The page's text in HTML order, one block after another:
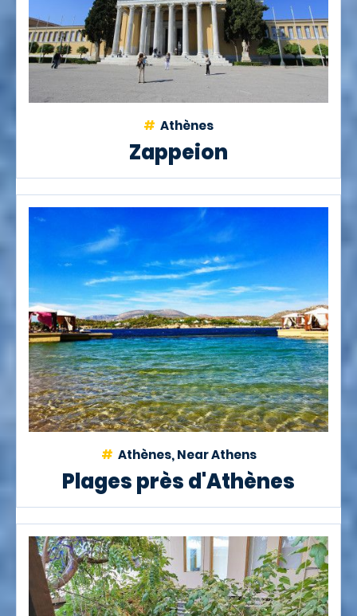
Athènes
Zappeion
Athènes, Near Athens
Plages près d'Athènes